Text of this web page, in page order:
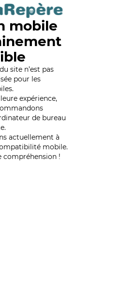
mobile
site n’est pas
pour les
expérience,
de bureau
actuellement à
mobile.
compréhension !